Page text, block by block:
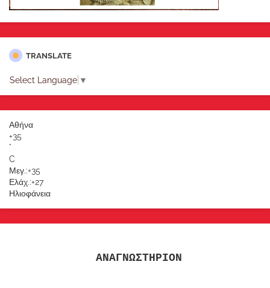
TRANSLATE
Select Language ▼
Αθήνα
+35
°
C
Μεγ.:+35
Ελάχ.:+27
Ηλιοφάνεια
ΑΝΑΓΝΩΣΤΗΡΙΟΝ